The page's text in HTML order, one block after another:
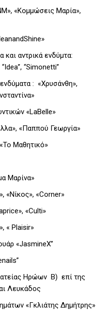
«Κομμώσεις Μαρία»,
και αντρικά ενδύμτα:
“Simonetti”
: «Χρυσάνθη»,
«LaBelle»
«Παππού Γεωργία»
Μαθητικό»
Μαρίνα»
«Νίκος», «Corner»
«Culti»
« Plaisir»
«JasmineX”
Ηρώων Β) επί της
Λευκάδος
«Γκλιάτης Δημήτρης»